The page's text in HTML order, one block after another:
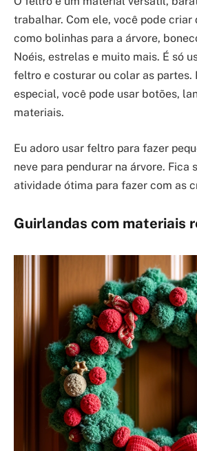
trabalhar. Com ele, você pode criar
como bolinhas para a árvore,
Noéis, estrelas e muito mais. É só
feltro e costurar ou colar as partes.
especial, você pode usar botões,
materiais.
Eu adoro usar feltro para fazer
neve para pendurar na árvore. Fica
atividade ótima para fazer com as
Guirlandas com materiais